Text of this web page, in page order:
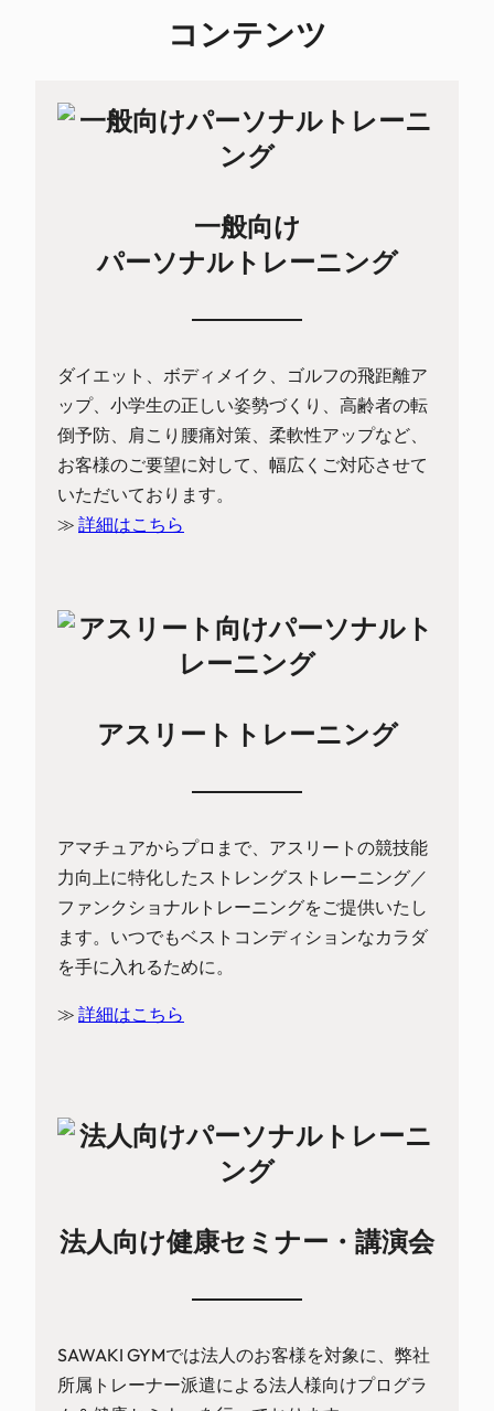
コンテンツ
一般向け
パーソナルトレーニング
ダイエット、ボディメイク、ゴルフの飛距離ア
ップ、小学生の正しい姿勢づくり、高齢者の転
倒予防、肩こり腰痛対策、柔軟性アップなど、
お客様のご要望に対して、幅広くご対応させて
いただいております。
≫ 詳細はこちら
アスリートトレーニング
アマチュアからプロまで、アスリートの競技能
力向上に特化したストレングストレーニング／
ファンクショナルトレーニングをご提供いたし
ます。いつでもベストコンディションなカラダ
を手に入れるために。
≫ 詳細はこちら
法人向け健康セミナー・講演会
SAWAKI GYMでは法人のお客様を対象に、弊社
所属トレーナー派遣による法人様向けプログラ